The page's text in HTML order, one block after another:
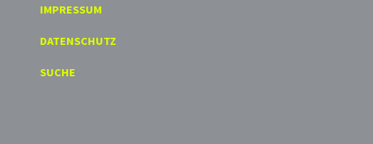
IMPRESSUM
DATENSCHUTZ
SUCHE